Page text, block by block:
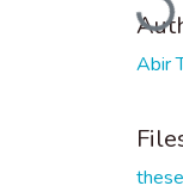
Abir